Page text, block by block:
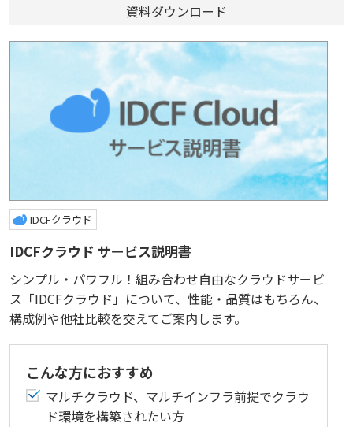
資料ダウンロード
IDCFクラウド
IDCFクラウド サービス説明書
シンプル・パワフル！組み合わせ自由なクラウドサービ
ス「IDCFクラウド」について、性能・品質はもちろん、
構成例や他社比較を交えてご案内します。
こんな方におすすめ
マルチクラウド、マルチインフラ前提でクラウ
ド環境を構築されたい方